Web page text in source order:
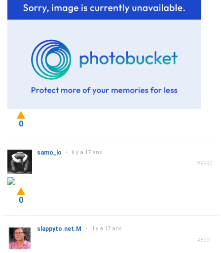
0
#8990
samo_lo • il y a 17 ans
0
#8991
slappyto.net.M • il y a 17 ans